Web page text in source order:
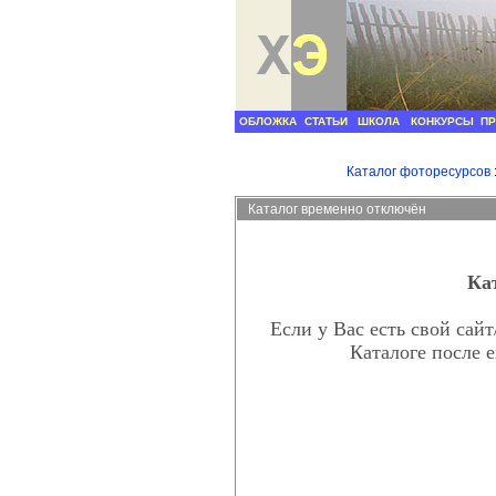
ОБЛОЖКА СТАТЬИ ШКОЛА КОНКУРСЫ
Каталог фоторесурсов
Каталог временно отключён
Если у Вас есть свой
Каталоге после